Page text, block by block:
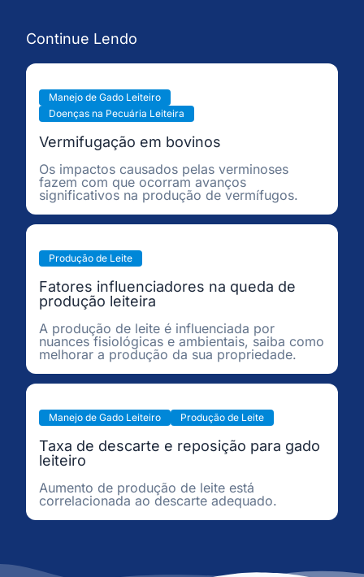
Continue Lendo
Manejo de Gado Leiteiro
Doenças na Pecuária Leiteira
Vermifugação em bovinos
Os impactos causados pelas verminoses
fazem com que ocorram avanços
significativos na produção de vermífugos.
Produção de Leite
Fatores influenciadores na queda de
produção leiteira
A produção de leite é influenciada por
nuances fisiológicas e ambientais, saiba como
melhorar a produção da sua propriedade.
Manejo de Gado Leiteiro Produção de Leite
Taxa de descarte e reposição para gado
leiteiro
Aumento de produção de leite está
correlacionada ao descarte adequado.